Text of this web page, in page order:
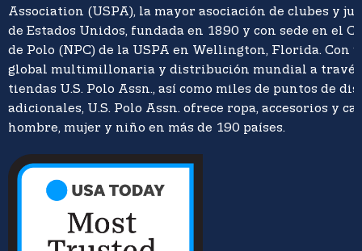
Association (USPA), la mayor asociación de clubes y
de Estados Unidos, fundada en 1890 y con sede en el
de Polo (NPC) de la USPA en Wellington, Florida. Con
global multimillonaria y distribución mundial a través
tiendas U.S. Polo Assn., así como miles de puntos de
adicionales, U.S. Polo Assn. ofrece ropa, accesorios y
hombre, mujer y niño en más de 190 países.